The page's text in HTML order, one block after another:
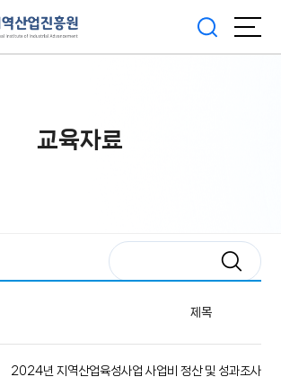
교육자료
제목
2024년 지역산업육성사업 사업비 정산 및 성과조사 입